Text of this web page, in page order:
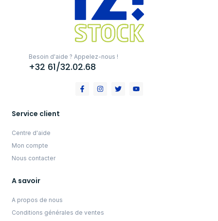
Besoin d'aide ? Appelez-nous !
+32 61/32.02.68
Service client
Centre d'aide
Mon compte
Nous contacter
A savoir
A propos de nous
Conditions générales de ventes